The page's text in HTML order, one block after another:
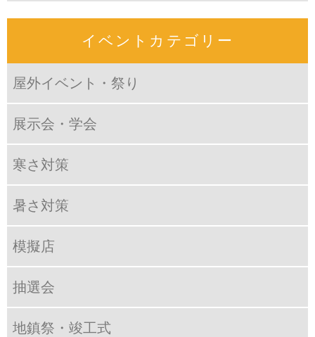
イベントカテゴリー
屋外イベント・祭り
展示会・学会
寒さ対策
暑さ対策
模擬店
抽選会
地鎮祭・竣工式